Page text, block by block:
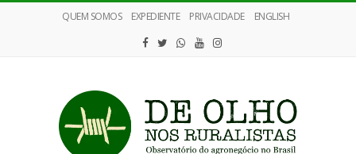
QUEM SOMOS EXPEDIENTE PRIVACIDADE ENGLISH